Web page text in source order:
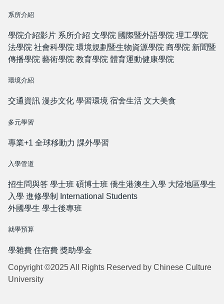
系所介紹
學院介紹影片 系所介紹 文學院 國際暨外語學院 理工學院
法學院 社會科學院 環境規劃暨生物資源學院 商學院 新聞暨
傳播學院 藝術學院 教育學院 體育運動健康學院
環境介紹
交通資訊 漫步文化 學習環境 宿舍生活 文大美食
多元學習
專業+1 全球移動力 課外學習
入學管道
招生問與答 學士班 碩博士班 僑生港澳生入學 大陸地區學生
入學 進修學制
International Students
外國學生 學士後專班
就學預算
學雜費 住宿費 獎助學金
Copyright ©2025 All Rights Reserved by Chinese Culture
University